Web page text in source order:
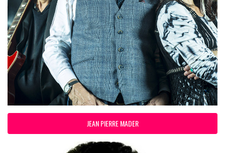
JEAN PIERRE MADER